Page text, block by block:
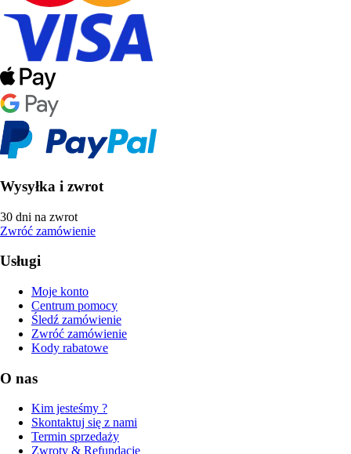
Wysyłka i zwrot
30 dni na zwrot
Zwróć zamówienie
Usługi
Moje konto
Centrum pomocy
Śledź zamówienie
Zwróć zamówienie
Kody rabatowe
O nas
Kim jesteśmy ?
Skontaktuj się z nami
Termin sprzedaży
Zwroty & Refundacje